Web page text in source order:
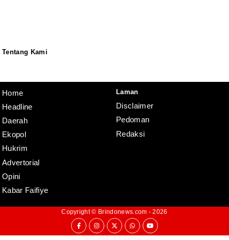
Tentang Kami
Home
Headline
Daerah
Ekopol
Hukrim
Advertorial
Opini
Kabar Faifiye
Laman
Disclaimer
Pedoman
Redaksi
Copyright © Brindonews.com - 2026